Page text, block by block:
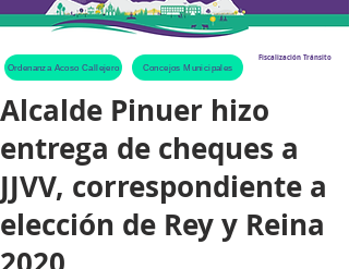
Ordenanza Acoso Callejero Concejos Municipales
Fiscalización Tránsito
Alcalde Pinuer hizo
entrega de cheques a
JJVV, correspondiente a
elección de Rey y Reina